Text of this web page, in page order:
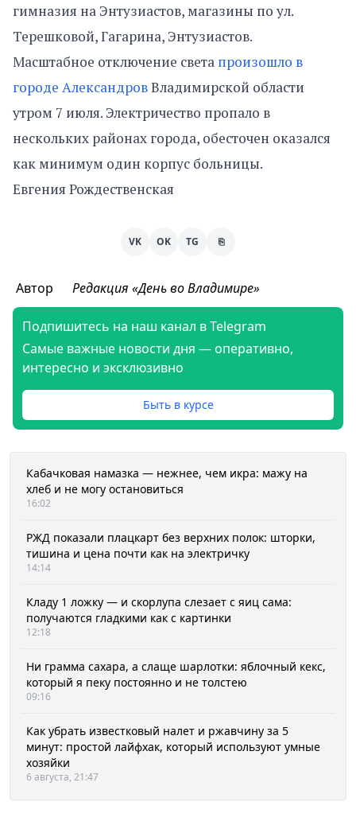
гимназия на Энтузиастов, магазины по ул.
Терешковой, Гагарина, Энтузиастов.
Масштабное отключение света произошло в
городе АлександровВладимирской области
утром 7 июля. Электричество пропало в
нескольких районах города, обесточен оказался
как минимум один корпус больницы.
Евгения Рождественская
VK OK TG ⎘
Автор Редакция «День во Владимире»
Подпишитесь на наш канал в Telegram
Самые важные новости дня — оперативно,
интересно и эксклюзивно
Быть в курсе
Кабачковая намазка — нежнее, чем икра: мажу на
хлеб и не могу остановиться
16:02
РЖД показали плацкарт без верхних полок: шторки,
тишина и цена почти как на электричку
14:14
Кладу 1 ложку — и скорлупа слезает с яиц сама:
получаются гладкими как с картинки
12:18
Ни грамма сахара, а слаще шарлотки: яблочный кекс,
который я пеку постоянно и не толстею
09:16
Как убрать известковый налет и ржавчину за 5
минут: простой лайфхак, который используют умные
хозяйки
6 августа, 21:47